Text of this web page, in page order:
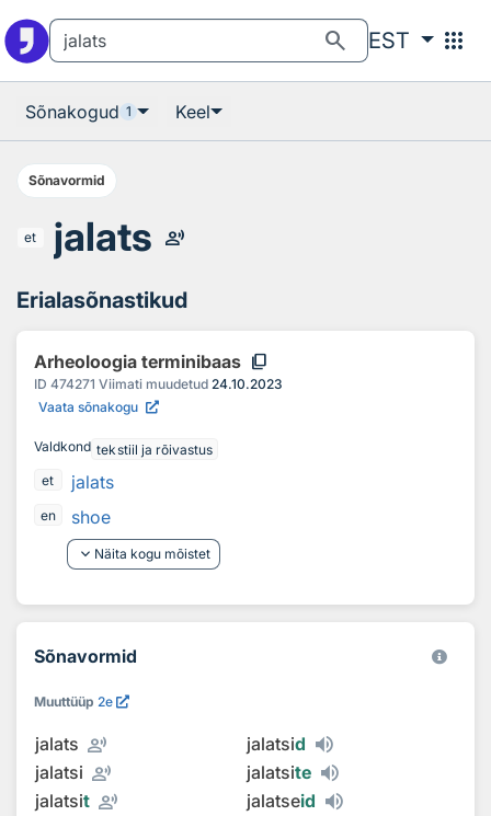
search EST apps
Sõnakogud 1 Keel
Sõnavormid
et jalats record_voice_over
Erialasõnastikud
Arheoloogia terminibaas content_copy
ID 474271 Viimati muudetud 24.10.2023
Vaata sõnakogu
Valdkond tekstiil ja rõivastus
et
jalats
en
shoe
keyboard_arrow_down Näita kogu mõistet
Sõnavormid
Muuttüüp 2e
jalats record_voice_over jalatsid
jalatsi record_voice_over jalatsite
jalatsit record_voice_over jalatseid